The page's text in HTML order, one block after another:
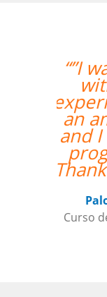
Edna
Curso